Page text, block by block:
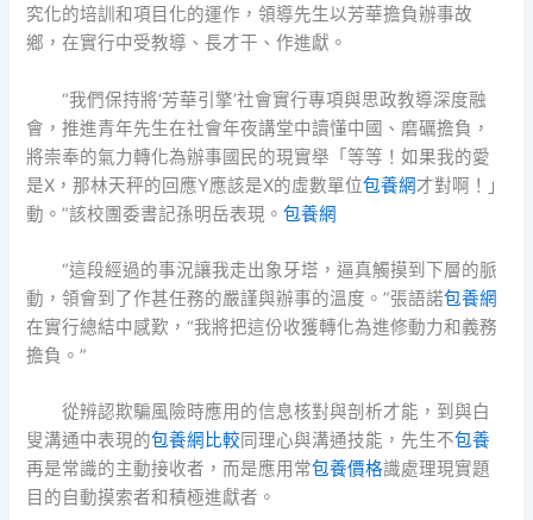
究化的培訓和項目化的運作，領導先生以芳華擔負辦事故
鄉，在實行中受教導、長才干、作進獻。
“我們保持將‘芳華引擎’社會實行專項與思政教導深度融
會，推進青年先生在社會年夜講堂中讀懂中國、磨礪擔負，
將崇奉的氣力轉化為辦事國民的現實舉「等等！如果我的愛
是X，那林天秤的回應Y應該是X的虛數單位包養網才對啊！」
動。”該校團委書記孫明岳表現。包養網
“這段經過的事況讓我走出象牙塔，逼真觸摸到下層的脈
動，領會到了作甚任務的嚴謹與辦事的溫度。”張語諾包養網
在實行總結中感歎，“我將把這份收獲轉化為進修動力和義務
擔負。”
從辨認欺騙風險時應用的信息核對與剖析才能，到與白
叟溝通中表現的包養網比較 同理心與溝通技能，先生不包養
再是常識的主動接收者，而是應用常包養價格識處理現實題
目的自動摸索者和積極進獻者。